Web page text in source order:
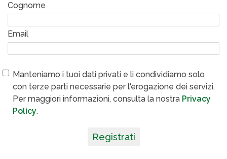
Cognome
Email
Manteniamo i tuoi dati privati e li condividiamo solo
con terze parti necessarie per l'erogazione dei servizi.
Per maggiori informazioni, consulta la nostra Privacy
Policy.
Registrati